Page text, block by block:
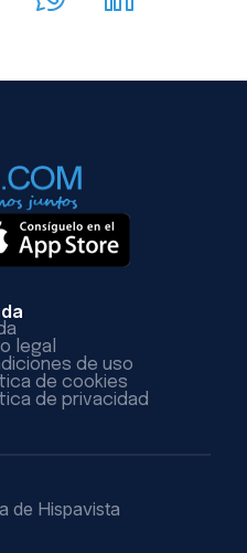
legal
de uso
de cookies
de privacidad
de Hispavista